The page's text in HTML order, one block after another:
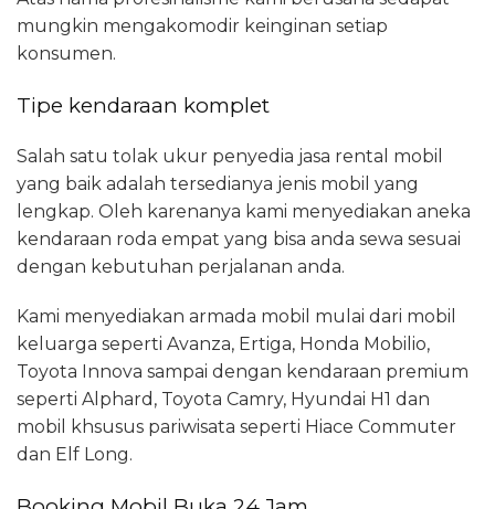
mungkin mengakomodir keinginan setiap
konsumen.
Tipe kendaraan komplet
Salah satu tolak ukur penyedia jasa rental mobil
yang baik adalah tersedianya jenis mobil yang
lengkap. Oleh karenanya kami menyediakan aneka
kendaraan roda empat yang bisa anda sewa sesuai
dengan kebutuhan perjalanan anda.
Kami menyediakan armada mobil mulai dari mobil
keluarga seperti Avanza, Ertiga, Honda Mobilio,
Toyota Innova sampai dengan kendaraan premium
seperti Alphard, Toyota Camry, Hyundai H1 dan
mobil khsusus pariwisata seperti Hiace Commuter
dan Elf Long.